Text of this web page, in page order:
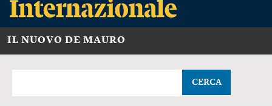
IL NUOVO DE MAURO
CERCA